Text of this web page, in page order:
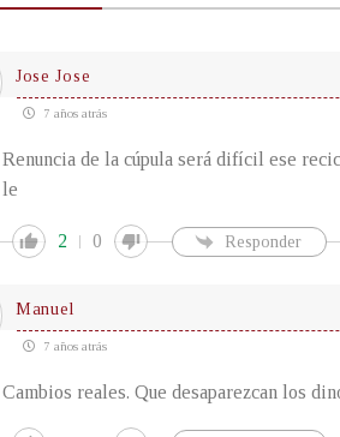
Jose Jose
7 años atrás
Renuncia de la cúpula será difícil ese
le
2 0 Responder
Manuel
7 años atrás
Cambios reales. Que desaparezcan los